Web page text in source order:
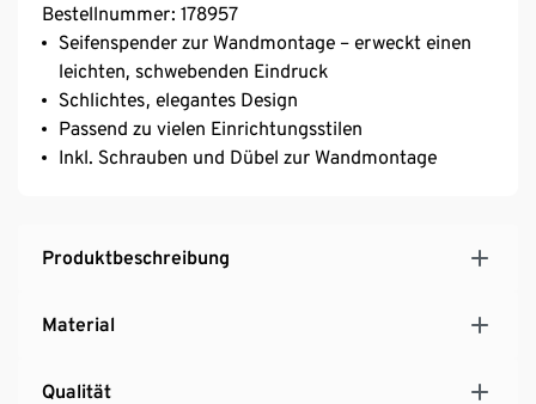
Bestellnummer: 178957
Seifenspender zur Wandmontage – erweckt einen
leichten, schwebenden Eindruck
Schlichtes, elegantes Design
Passend zu vielen Einrichtungsstilen
Inkl. Schrauben und Dübel zur Wandmontage
Produktbeschreibung
Material
Qualität